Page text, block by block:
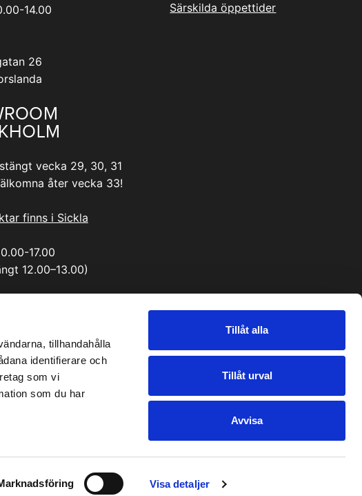
tillhandahålla
identifierare och
som vi
som du har
Visa detaljer
Tillåt alla
Tillåt urval
Avvisa
14.00
26
vecka 29, 30, 31
åter vecka 33!
finns i Sickla
17.00
12.00–13.00)
Särskilda öppettider